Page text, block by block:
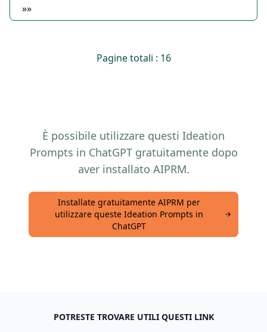
»»
Pagine totali : 16
È possibile utilizzare questi Ideation
Prompts in ChatGPT gratuitamente dopo
aver installato AIPRM.
Installate gratuitamente AIPRM per
utilizzare queste Ideation Prompts in
ChatGPT
POTRESTE TROVARE UTILI QUESTI LINK